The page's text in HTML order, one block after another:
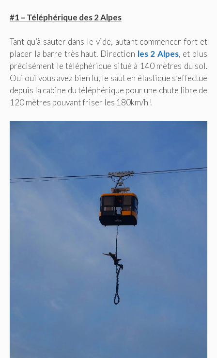
#1 – Téléphérique des 2 Alpes
Tant qu’à sauter dans le vide, autant commencer fort et
placer la barre très haut. Direction les 2 Alpes, et plus
précisément le téléphérique situé à 140 mètres du sol.
Oui oui vous avez bien lu, le saut en élastique s’effectue
depuis la cabine du téléphérique pour une chute libre de
120 mètres pouvant friser les 180km/h !